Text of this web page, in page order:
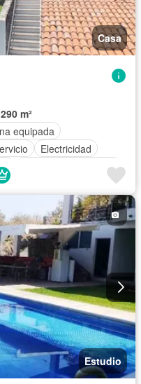
Casa
290 m²
equipada
Electricidad
Recámara con closet
Permite niños
Estudio